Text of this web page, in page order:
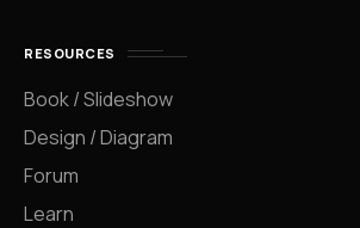
RESOURCES
Book / Slideshow
Design / Diagram
Forum
Learn